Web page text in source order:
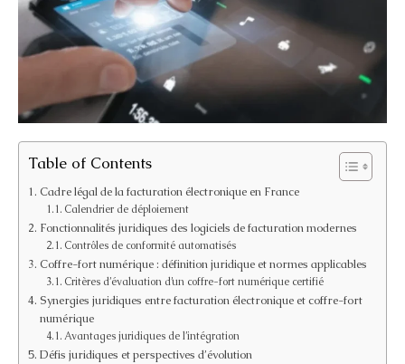
Table of Contents
Cadre légal de la facturation électronique en France
Calendrier de déploiement
Fonctionnalités juridiques des logiciels de facturation modernes
Contrôles de conformité automatisés
Coffre-fort numérique : définition juridique et normes applicables
Critères d’évaluation d’un coffre-fort numérique certifié
Synergies juridiques entre facturation électronique et coffre-fort
numérique
Avantages juridiques de l’intégration
Défis juridiques et perspectives d’évolution